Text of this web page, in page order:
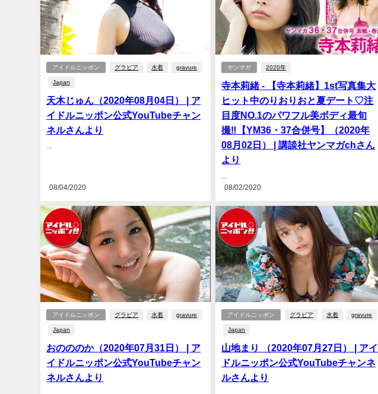
アイドルニッポン グラビア 水着 gravure
Japan
天木じゅん（2020年08月04日） | ア
イドルニッポン公式YouTubeチャン
ネルさんより
08/04/2020
ヤンマガ 2020年
寺本莉緒 - 【寺本莉緒】1st写真集大
ヒット中のりおりおと夏デート♡注
目度NO.1のパワフル美ボディ最旬
撮‼【YM36・37合併号】（2020年
08月02日） | 講談社ヤンマガchさん
より
08/02/2020
アイドルニッポン グラビア 水着 gravure
Japan
おのののか（2020年07月31日） | ア
イドルニッポン公式YouTubeチャン
ネルさんより
アイドルニッポン グラビア 水着 gravure
Japan
山地まり （2020年07月27日） | アイ
ドルニッポン公式YouTubeチャンネ
ルさんより